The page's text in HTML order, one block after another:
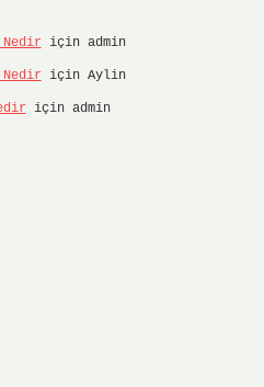
için admin
için Aylin
için admin